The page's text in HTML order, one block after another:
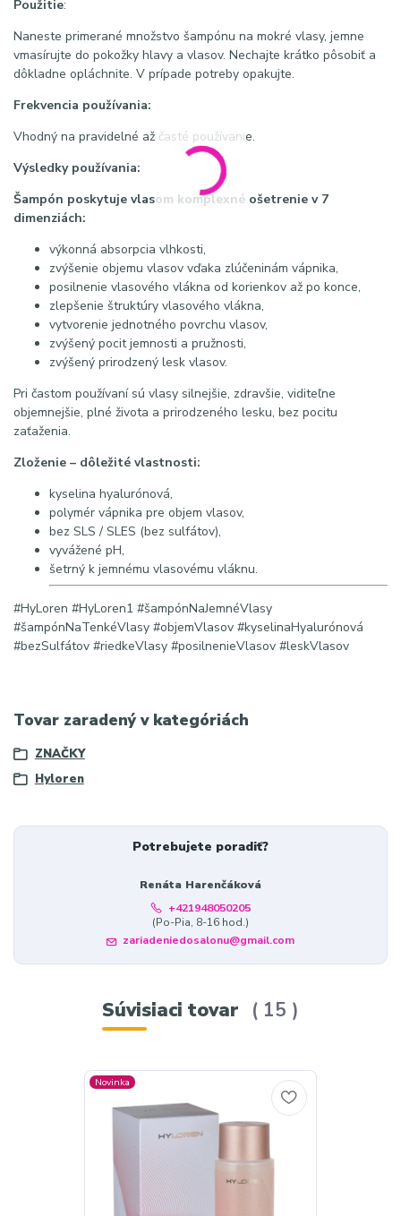
Použitie:
Naneste primerané množstvo šampónu na mokré vlasy, jemne
vmasírujte do pokožky hlavy a vlasov. Nechajte krátko pôsobiť a
dôkladne opláchnite. V prípade potreby opakujte.
Frekvencia používania:
Vhodný na pravidelné až časté používanie.
Výsledky používania:
Šampón poskytuje vlasom komplexné ošetrenie v 7
dimenziách:
výkonná absorpcia vlhkosti,
zvýšenie objemu vlasov vďaka zlúčeninám vápnika,
posilnenie vlasového vlákna od korienkov až po konce,
zlepšenie štruktúry vlasového vlákna,
vytvorenie jednotného povrchu vlasov,
zvýšený pocit jemnosti a pružnosti,
zvýšený prirodzený lesk vlasov.
Pri častom používaní sú vlasy silnejšie, zdravšie, viditeľne
objemnejšie, plné života a prirodzeného lesku, bez pocitu
zaťaženia.
Zloženie – dôležité vlastnosti:
kyselina hyalurónová,
polymér vápnika pre objem vlasov,
bez SLS / SLES (bez sulfátov),
vyvážené pH,
šetrný k jemnému vlasovému vláknu.
#HyLoren #HyLoren1 #šampónNaJemnéVlasy
#šampónNaTenkéVlasy #objemVlasov #kyselinaHyalurónová
#bezSulfátov #riedkeVlasy #posilnenieVlasov #leskVlasov
Tovar zaradený v kategóriách
ZNAČKY
Hyloren
Potrebujete poradiť?
Renáta Harenčáková
+421948050205
(Po-Pia, 8-16 hod.)
zariadeniedosalonu@gmail.com
Súvisiaci tovar 15
Novinka